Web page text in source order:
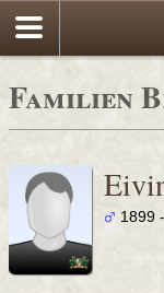
Familien
1899